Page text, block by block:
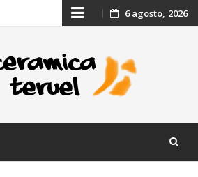
Skip
content
6 agosto, 2026